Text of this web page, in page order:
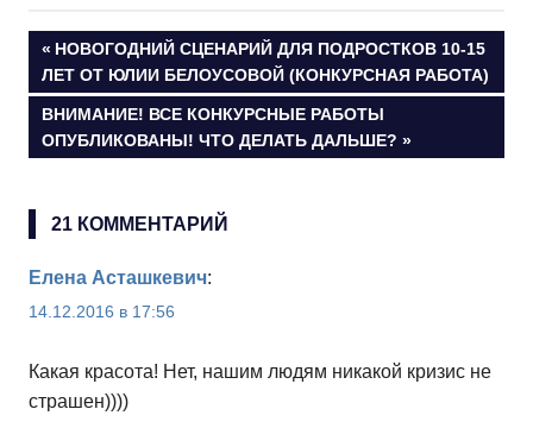
(Конкурсная работа)
Навигация
по
записям
ПРЕДЫДУЩАЯ
ЗАПИСЬ:
НОВОГОДНИЙ СЦЕНАРИЙ ДЛЯ ПОДРОСТКОВ 10-15
ЛЕТ ОТ ЮЛИИ БЕЛОУСОВОЙ (КОНКУРСНАЯ РАБОТА)
СЛЕДУЮЩАЯ
ЗАПИСЬ:
ВНИМАНИЕ! ВСЕ КОНКУРСНЫЕ РАБОТЫ
ОПУБЛИКОВАНЫ! ЧТО ДЕЛАТЬ ДАЛЬШЕ?
21 КОММЕНТАРИЙ
Елена Асташкевич:
14.12.2016 в 17:56
Какая красота! Нет, нашим людям никакой кризис не
страшен))))